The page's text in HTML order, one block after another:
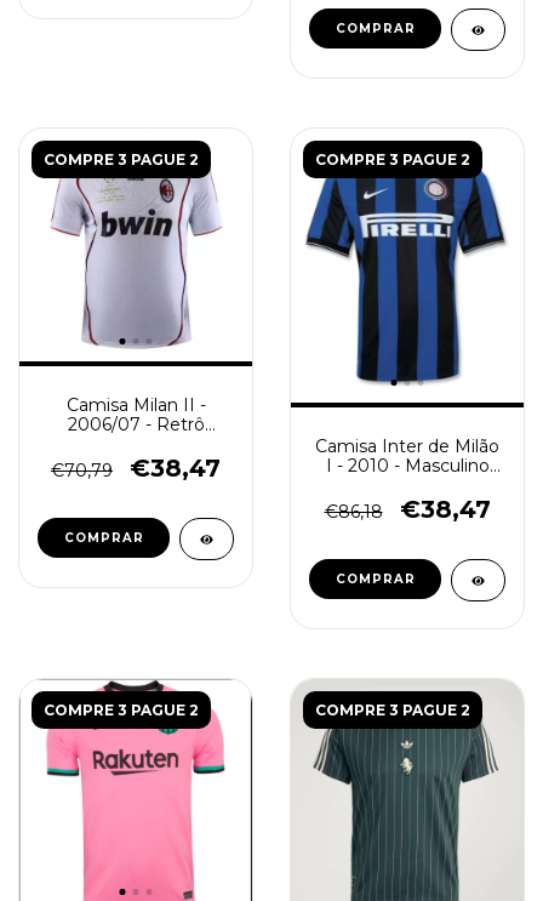
COMPRAR
COMPRE 3 PAGUE 2
Camisa Milan II -
2006/07 - Retrô
€70,79
€38,47
COMPRAR
COMPRE 3 PAGUE 2
Camisa Inter de Milão
I - 2010 - Masculino
€86,18
€38,47
COMPRAR
COMPRE 3 PAGUE 2 COMPRE 3 PAGUE 2